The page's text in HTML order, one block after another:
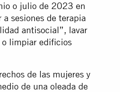
o julio de 2023 en
sesiones de terapia
antisocial”, lavar
o limpiar edificios
de las mujeres y
de una oleada de